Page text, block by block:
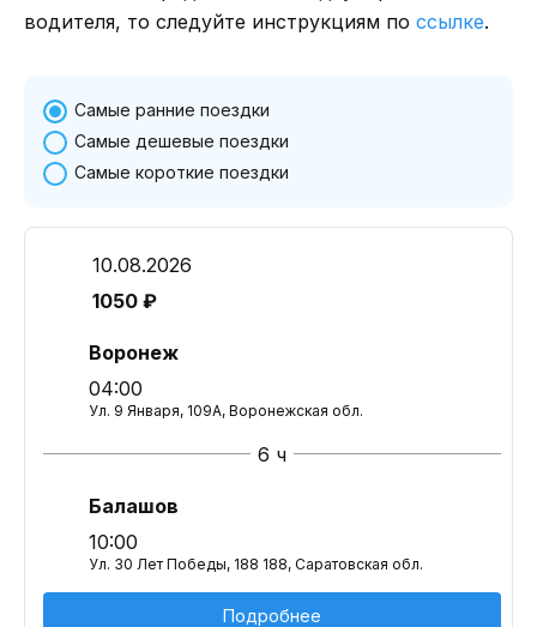
водителя, то следуйте инструкциям по ссылке.
Самые ранние поездки
Самые дешевые поездки
Самые короткие поездки
10.08.2026
1050 ₽
Воронеж
04:00
Ул. 9 Января, 109А, Воронежская обл.
6 ч
Балашов
10:00
Ул. 30 Лет Победы, 188 188, Саратовская обл.
Подробнее